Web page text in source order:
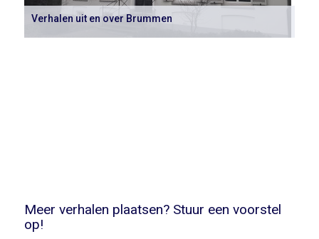
Verhalen uit en over Brummen
Meer verhalen plaatsen? Stuur een voorstel
op!